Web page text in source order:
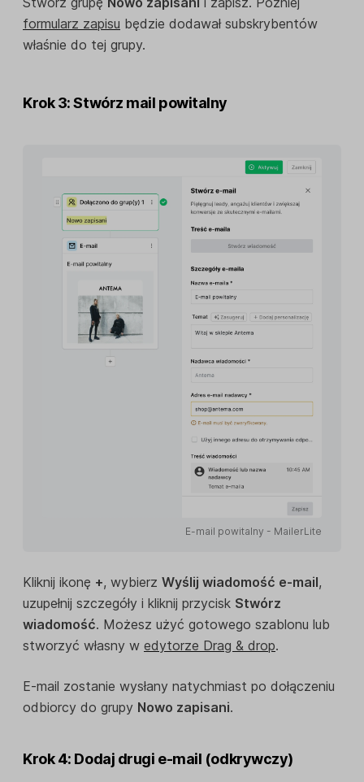
formularz zapisu będzie dodawał subskrybentów
właśnie do tej grupy.
Krok 3: Stwórz mail powitalny
E-mail powitalny - MailerLite
Kliknij ikonę +, wybierz Wyślij wiadomość e-mail,
uzupełnij szczegóły i kliknij przycisk Stwórz
wiadomość. Możesz użyć gotowego szablonu lub
stworzyć własny w edytorze Drag & drop.
E-mail zostanie wysłany natychmiast po dołączeniu
odbiorcy do grupy Nowo zapisani.
Krok 4: Dodaj drugi e-mail (odkrywczy)